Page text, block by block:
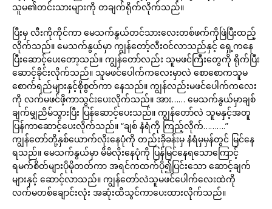
သူမ၏တင်းသားများကို တချက်ရိုက်လိုက်သည်။
ပြီးမှ လီးကိုကိုင်ကာ မေသက်နွယ်တင်သားလေးတစ်ဖက်ကိုဖြဲပြီးထည့်
လိုက်သည်။ မေသက်နွယ်မှာ ကျွန်တော့်လီးဝင်လာသည်နှင့် ရှေ့ကနေ
ပြီးဆောင့်ပေးတော့သည်။ ကျွန်တော်လည်း သူမဖင်ကြီးတွေကို ရိုက်ပြီး
ဆောင့်ခိုင်းလိုက်သည်။ သူမဖင်ပေါက်ကလေးမှာလဲ စောစောကသူမ
စောက်ရည်များနှင့်စိုစွတ်ကာ နေသည်။ ကျွန်လည်းမဖင်ပေါက်ကလေး
ကို လက်မဖင်ဖိ့ကာသွင်းပေးလိုက်သည်။ အား…… မေသက်နွယ်မှာချစ်
ချက်မျှညိမ်သွားပြီး ပြန်ဆောင့်ပေးသည်။ ကျွန်တော်လဲ သူမနှင့်အတူ
ပြန်ကာဆောင့်ပေးလိုက်သည်။ “ချစ် နံရံကို ကြည့်လိုက်……….”
ကျွန်တော်တို့နှစ်ယောက်လိုးနေပုံကို တည်းခိုခန်းမှ နံရံမှမှန်တွင် မြင်နေ
ရသည်။ မေသက်နွယ်မှာ မိမိလိုးနေပုံကို ပြန်မြင်နေရသောကြောင့်
ရမက်စိတ်များပိုမိုတတ်ကာ အရင်ကထက်ပို၍ပြင်းသော ဆောင့်ချက်
များနှင့် ဆောင့်လာသည်။ ကျွန်တော်လဲသူမဖင်ပေါက်လေးထဲကို
လက်မတစ်ချောင်းလုံး အဆုံးထိသွင်ကာပေးထားလိုက်သည်။